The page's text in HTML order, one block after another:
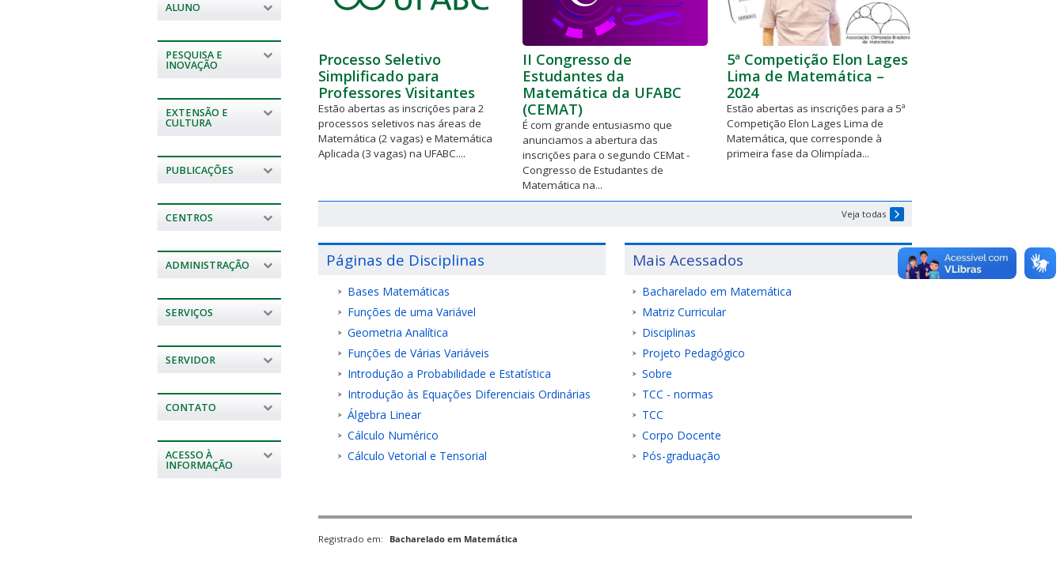
ALUNO
PESQUISA E
INOVAÇÃO
EXTENSÃO E
CULTURA
PUBLICAÇÕES
CENTROS
ADMINISTRAÇÃO
SERVIÇOS
SERVIDOR
CONTATO
ACESSO À
INFORMAÇÃO
Processo Seletivo
Simplificado para
Professores Visitantes
Estão abertas as inscrições para 2
processos seletivos nas áreas de
Matemática (2 vagas) e Matemática
Aplicada (3 vagas) na UFABC....
II Congresso de
Estudantes da
Matemática da UFABC
(CEMAT)
É com grande entusiasmo que
anunciamos a abertura das
inscrições para o segundo CEMat -
Congresso de Estudantes de
Matemática na...
5ª Competição Elon Lages
Lima de Matemática –
2024
Estão abertas as inscrições para a 5ª
Competição Elon Lages Lima de
Matemática, que corresponde à
primeira fase da Olimpíada...
Veja todas
Páginas de Disciplinas
Bases Matemáticas
Funções de uma Variável
Geometria Analítica
Funções de Várias Variáveis
Introdução a Probabilidade e Estatística
Introdução às Equações Diferenciais Ordinárias
Álgebra Linear
Cálculo Numérico
Cálculo Vetorial e Tensorial
Mais Acessados
Bacharelado em Matemática
Matriz Curricular
Disciplinas
Projeto Pedagógico
Sobre
TCC - normas
TCC
Corpo Docente
Pós-graduação
Registrado em: Bacharelado em Matemática